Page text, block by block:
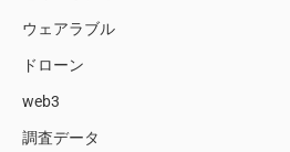
ウェアラブル
ドローン
web3
調査データ